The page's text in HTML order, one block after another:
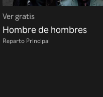
Ver gratis
Hombre de hombres
Reparto Principal